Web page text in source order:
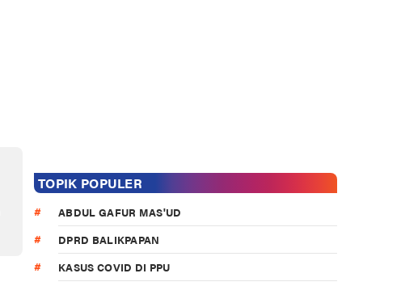
TOPIK POPULER
ABDUL GAFUR MAS'UD
DPRD BALIKPAPAN
KASUS COVID DI PPU